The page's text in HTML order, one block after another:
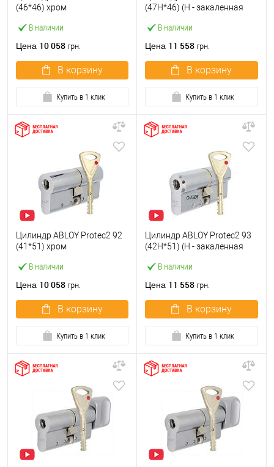
В наличии
(46*46) хром
Цена 10 058 грн.
В корзину
Купить в 1 клик
В наличии
(47H*46) (H - закаленная
полированный
Цена 11 558 грн.
В корзину
Купить в 1 клик
В наличии
Цилиндр ABLOY Protec2 92
(41*51) хром
Цена 10 058 грн.
В корзину
Купить в 1 клик
В наличии
Цилиндр ABLOY Protec2 93
(42H*51) (H - закаленная
полированный
Цена 11 558 грн.
В корзину
Купить в 1 клик